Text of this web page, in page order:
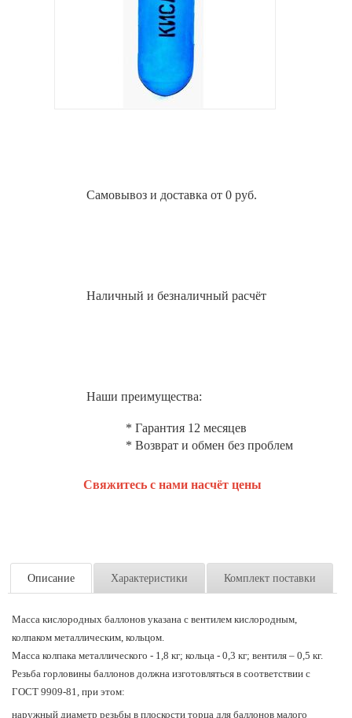
Самовывоз и доставка от 0 руб.
Наличный и безналичный расчёт
Наши преимущества:
* Гарантия 12 месяцев
* Возврат и обмен без проблем
Свяжитесь с нами насчёт цены
Описание Характеристики Комплект поставки
Масса кислородных баллонов указана с вентилем кислородным,
колпаком металлическим, кольцом.
Масса колпака металлического - 1,8 кг; кольца - 0,3 кг; вентиля – 0,5 кг.
Резьба горловины баллонов должна изготовляться в соответствии с
ГОСТ 9909-81, при этом:
наружный диаметр резьбы в плоскости торца для баллонов малого